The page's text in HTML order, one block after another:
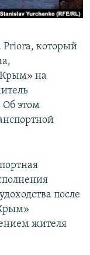
Priora, который
на
Об этом
после
жителя